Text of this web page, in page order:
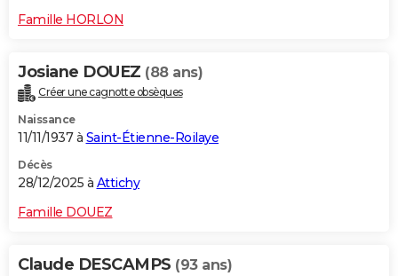
Famille HORLON
Josiane DOUEZ (88 ans)
Créer une cagnotte obsèques
Naissance
11/11/1937 à Saint-Étienne-Roilaye
Décès
28/12/2025 à Attichy
Famille DOUEZ
Claude DESCAMPS (93 ans)